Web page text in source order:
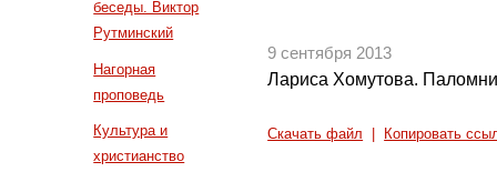
беседы. Виктор
Рутминский
Нагорная
проповедь
Культура и
христианство
9 сентября 2013
Лариса Хомутова.
Скачать файл Копировать